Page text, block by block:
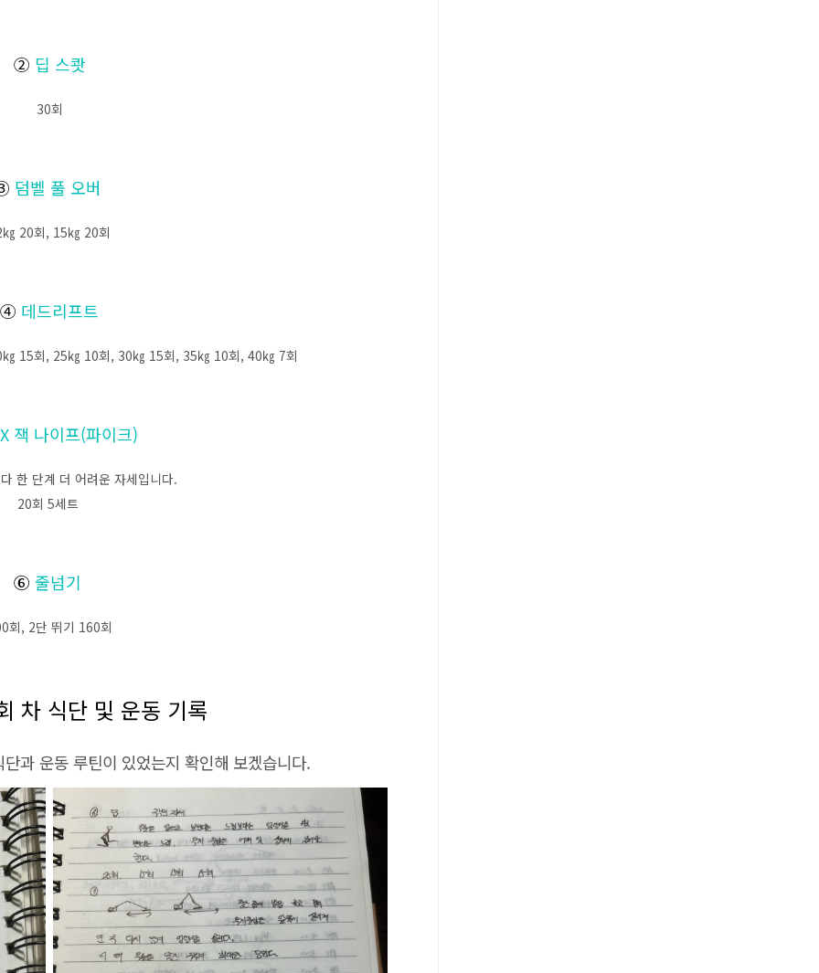
② 딥 스쾃
30회
덤벨 풀 오버
20회, 15㎏ 20회
④ 데드리프트
15회, 25㎏ 10회, 30㎏ 15회, 35㎏ 10회, 40㎏ 7회
잭 나이프(파이크)
한 단계 더 어려운 자세입니다.
20회 5세트
⑥ 줄넘기
회, 2단 뛰기 160회
차 식단 및 운동 기록
과 운동 루틴이 있었는지 확인해 보겠습니다.